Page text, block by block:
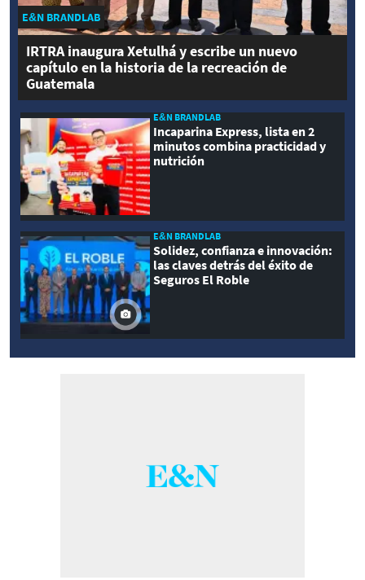
E&N BRANDLAB
IRTRA inaugura Xetulhá y escribe un nuevo
capítulo en la historia de la recreación de
Guatemala
E&N BRANDLAB
Incaparina Express, lista en 2
minutos combina practicidad y
nutrición
E&N BRANDLAB
Solidez, confianza e innovación:
las claves detrás del éxito de
Seguros El Roble